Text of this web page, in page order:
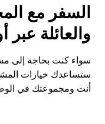
السفر مع
والعائلة عبر
سواء كنت بحاجة إلى
أنت ومجموعتك في